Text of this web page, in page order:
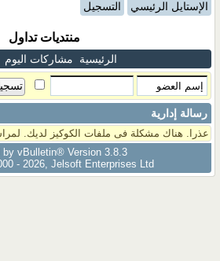
الإستايل الرئيسي التسجيل
منتديات تداول
الرئيسية مشاركات اليوم
رسالة إدارية
عذرا. هناك مشكلة فى ملفات الكوكيز لديك.
by vBulletin® Version 3.8.3
- 2026, Jelsoft Enterprises Ltd.